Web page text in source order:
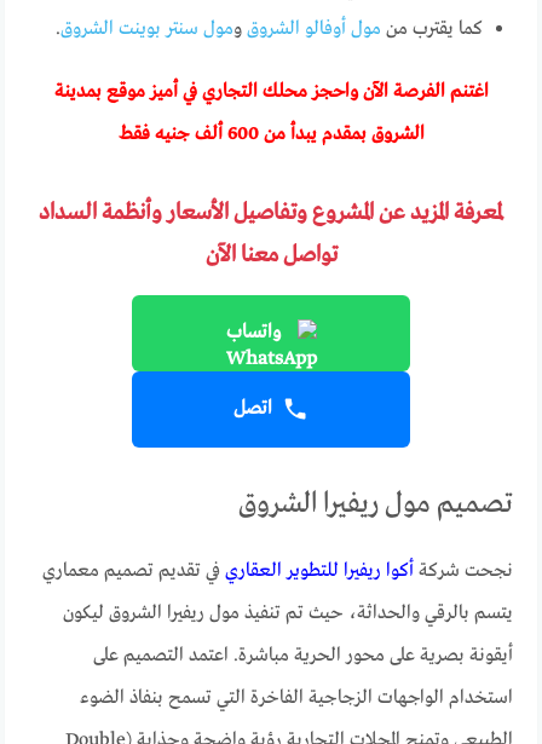
كما يقترب من مول أوفالو الشروق ومول سنتر بوينت الشروق.
اغتنم الفرصة الآن واحجز محلك التجاري في أميز موقع بمدينة
الشروق بمقدم يبدأ من 600 ألف جنيه فقط
لمعرفة المزيد عن المشروع وتفاصيل الأسعار وأنظمة السداد
تواصل معنا الآن
واتساب
اتصل
تصميم مول ريفيرا الشروق
نجحت شركة أكوا ريفيرا للتطوير العقاري في تقديم تصميم معماري
يتسم بالرقي والحداثة، حيث تم تنفيذ مول ريفيرا الشروق ليكون
أيقونة بصرية على محور الحرية مباشرة. اعتمد التصميم على
استخدام الواجهات الزجاجية الفاخرة التي تسمح بنفاذ الضوء